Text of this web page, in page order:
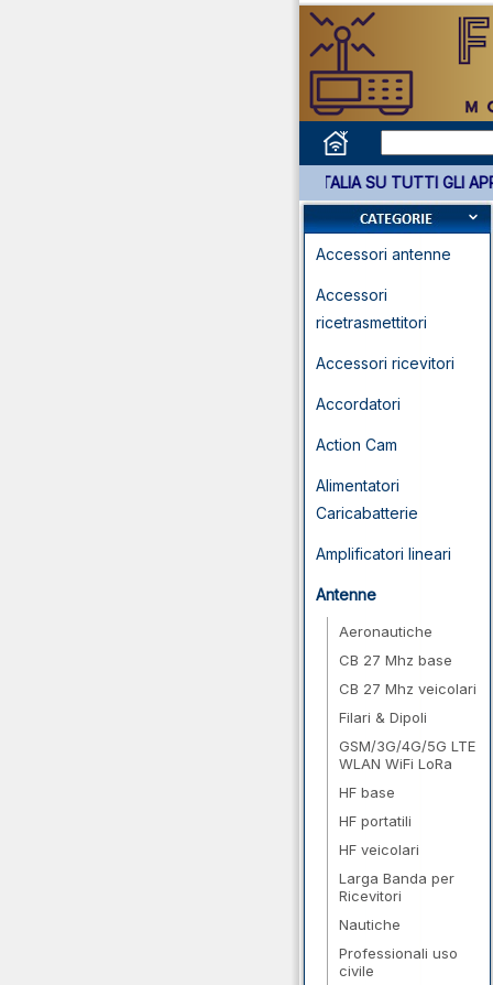
*** GARANZIA 3 ANNI ITALIA SU TUTTI GLI APPARATI
Accessori antenne
Accessori
ricetrasmettitori
Accessori ricevitori
Accordatori
Action Cam
Alimentatori
Caricabatterie
Amplificatori lineari
Antenne
Aeronautiche
CB 27 Mhz base
CB 27 Mhz veicolari
Filari & Dipoli
GSM/3G/4G/5G LTE
WLAN WiFi LoRa
HF base
HF portatili
HF veicolari
Larga Banda per
Ricevitori
Nautiche
Professionali uso
civile